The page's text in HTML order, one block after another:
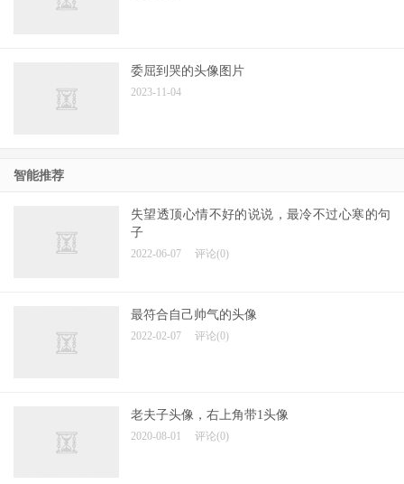
委屈到哭的头像图片
2023-11-04
智能推荐
失望透顶心情不好的说说，最冷不过心寒的句
子
2022-06-07 评论(0)
最符合自己帅气的头像
2022-02-07 评论(0)
老夫子头像，右上角带1头像
2020-08-01 评论(0)